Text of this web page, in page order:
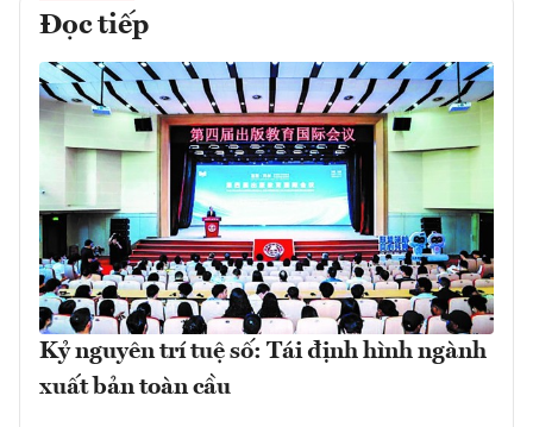
Đọc tiếp
Kỷ nguyên trí tuệ số: Tái định hình ngành
xuất bản toàn cầu